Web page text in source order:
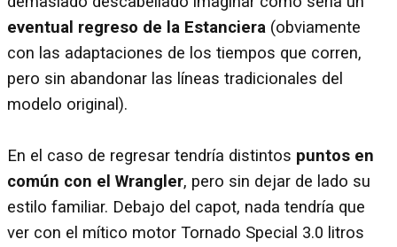
eventual regreso de la Estanciera (obviamente
con las adaptaciones de los tiempos que corren,
pero sin abandonar las líneas tradicionales del
modelo original).
En el caso de regresar tendría distintos puntos en
común con el Wrangler, pero sin dejar de lado su
estilo familiar. Debajo del capot, nada tendría que
ver con el mítico motor Tornado Special 3.0 litros